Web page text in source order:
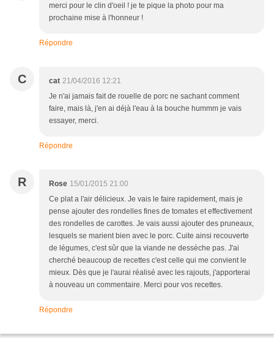
merci pour le clin d'oeil ! je te pique la photo pour ma
prochaine mise à l'honneur !
Répondre
C cat 21/04/2016 12:21
Je n'ai jamais fait de rouelle de porc ne sachant comment
faire, mais là, j'en ai déjà l'eau à la bouche hummm je vais
essayer, merci.
Répondre
R Rose 15/01/2015 21:00
Ce plat a l'air délicieux. Je vais le faire rapidement, mais je
pense ajouter des rondelles fines de tomates et effectivement
des rondelles de carottes. Je vais aussi ajouter des pruneaux,
lesquels se marient bien avec le porc. Cuite ainsi recouverte
de légumes, c'est sûr que la viande ne dessèche pas. J'ai
cherché beaucoup de recettes c'est celle qui me convient le
mieux. Dès que je l'aurai réalisé avec les rajouts, j'apporterai
à nouveau un commentaire. Merci pour vos recettes.
Répondre